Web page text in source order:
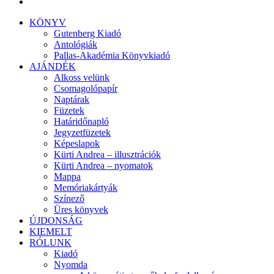
KÖNYV
Gutenberg Kiadó
Antológiák
Pallas-Akadémia Könyvkiadó
AJÁNDÉK
Alkoss velünk
Csomagolópapír
Naptárak
Füzetek
Határidőnapló
Jegyzetfüzetek
Képeslapok
Kürti Andrea – illusztrációk
Kürti Andrea – nyomatok
Mappa
Memóriakártyák
Színező
Üres könyvek
ÚJDONSÁG
KIEMELT
RÓLUNK
Kiadó
Nyomda